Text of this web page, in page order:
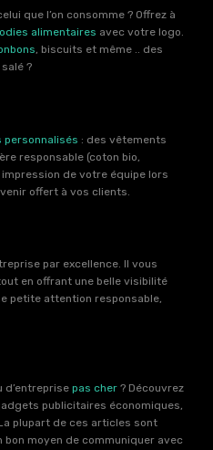
que l’on consomme ? Offrez à
alimentaires avec votre logo.
, biscuits et même .. des
?
: des vêtements
responsable (coton bio,
de votre équipe lors
offert à vos clients.
par excellence. Il vous
en offrant une belle visibilité
petite attention responsable,
d’entreprise pas cher ? Découvrez
publicitaires économiques,
plupart de ces articles sont
bon moyen de communiquer avec